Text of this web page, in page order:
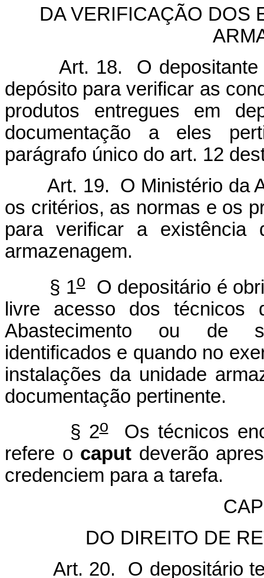
DA VERIFICAÇÃO DOS
Art. 18. O depositante
depósito para verificar as
produtos entregues em
documentação a eles
parágrafo único do art. 12
Art. 19. O Ministério da
os critérios, as normas e os
para verificar a existência
armazenagem.
§ 1oO depositário é
livre acesso dos técnicos
Abastecimento ou de
identificados e quando no
instalações da unidade
documentação pertinente.
§ 2oOs técnicos
refere o caput deverão
credenciem para a tarefa.
DO DIREITO DE
Art. 20. O depositário